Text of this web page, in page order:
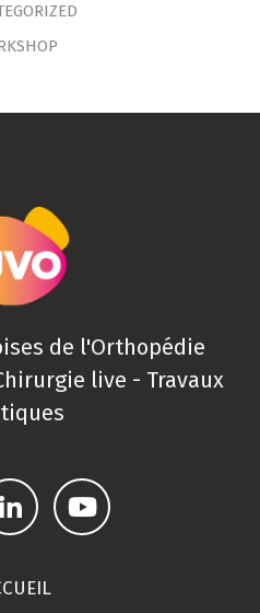
de l'Orthopédie
live - Travaux